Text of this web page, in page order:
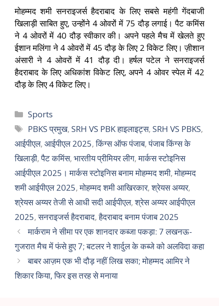
मोहम्मद शमी सनराइजर्स हैदराबाद के लिए सबसे महंगी गेंदबाजी
खिलाड़ी साबित हुए, उन्होंने 4 ओवरों में 75 दौड़ लगाई। पैट कमिंस
ने 4 ओवरों में 40 दौड़ स्वीकार की। अपने पहले मैच में खेलते हुए
ईशान मलिंगा ने 4 ओवरों में 45 दौड़ के लिए 2 विकेट लिए। ज़ीशान
अंसारी ने 4 ओवरों में 41 दौड़ दी। हर्षल पटेल ने सनराइजर्स
हैदराबाद के लिए अधिकांश विकेट लिए, अपने 4 ओवर स्पेल में 42
दौड़ के लिए 4 विकेट लिए।
Sports
PBKS प्रमुख,SRH VS PBK हाइलाइट्स,SRH VS PBKS,
आईपीएल, आईपीएल 2025,किंग्स ऑफ पंजाब,पंजाब किंग्स के
खिलाड़ी,पैट कमिंस, भारतीय प्रीमियर लीग,मार्कस स्टोइनिस
आईपीएल 2025। मार्कस स्टोइनिस बनाम मोहम्मद शमी,मोहम्मद
शमी आईपीएल 2025,मोहम्मद शमी आखिरकार,श्रेयस अय्यर,
श्रेयस अय्यर तेजी से आधी सदी आईपीएल,श्रेस अय्यर आईपीएल
2025,सनराइजर्स हैदराबाद,हैदराबाद बनाम पंजाब 2025
मार्कराम ने सीमा पर एक शानदार कब्जा पकड़ा: 7 लखनऊ-
गुजरात मैच में फंसे हुए 7; बटलर ने शार्दुल के कब्जे को अलविदा कहा
बाबर आज़म एक भी दौड़ नहीं लिख सका; मोहम्मद आमिर ने
शिकार किया, फिर इस तरह से मनाया